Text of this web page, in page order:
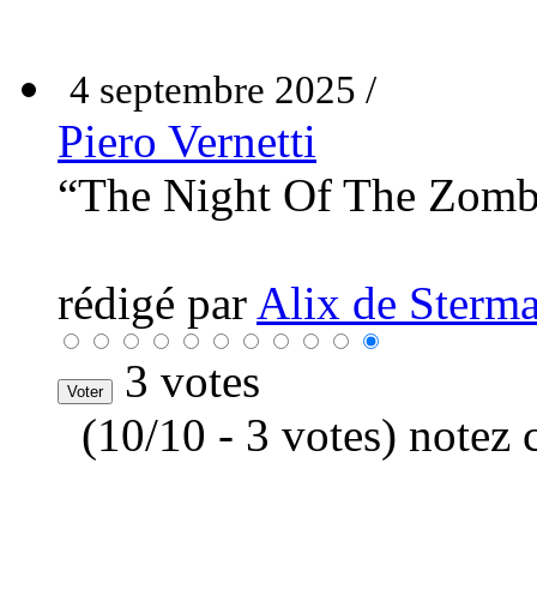
4 septembre 2025 /
Piero Vernetti
“The Night Of The
rédigé par Alix de
3 votes
(10/10 - 3 votes) notez